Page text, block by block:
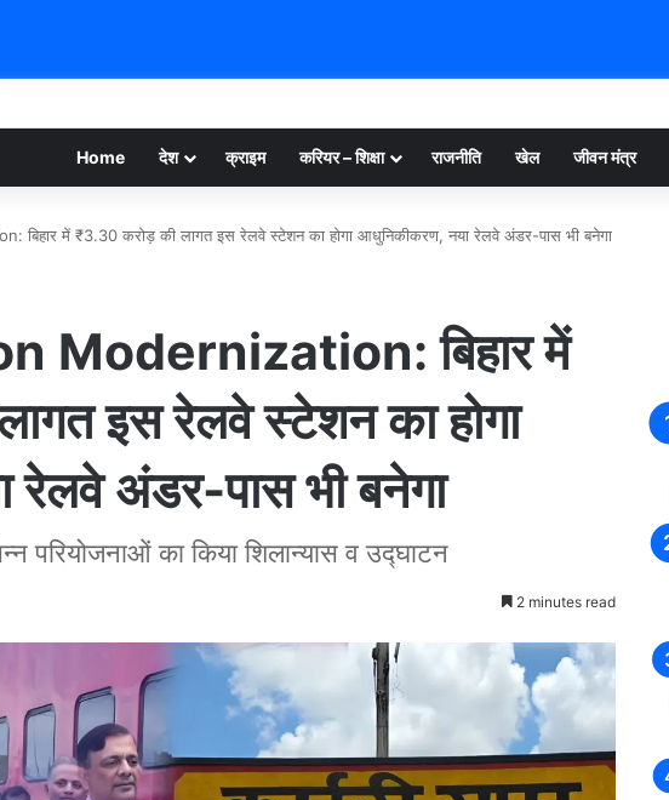
Home देश क्राइम करियर – शिक्षा राजनीति खेल जीवन मंत्र
में ₹3.30 करोड़ की लागत इस रेलवे स्टेशन का होगा आधुनिकीकरण, नया रेलवे अंडर-पास भी बनेगा
Modernization: बिहार में
इस रेलवे स्टेशन का होगा
अंडर-पास भी बनेगा
परियोजनाओं का किया शिलान्यास व उद्घाटन
2 minutes read